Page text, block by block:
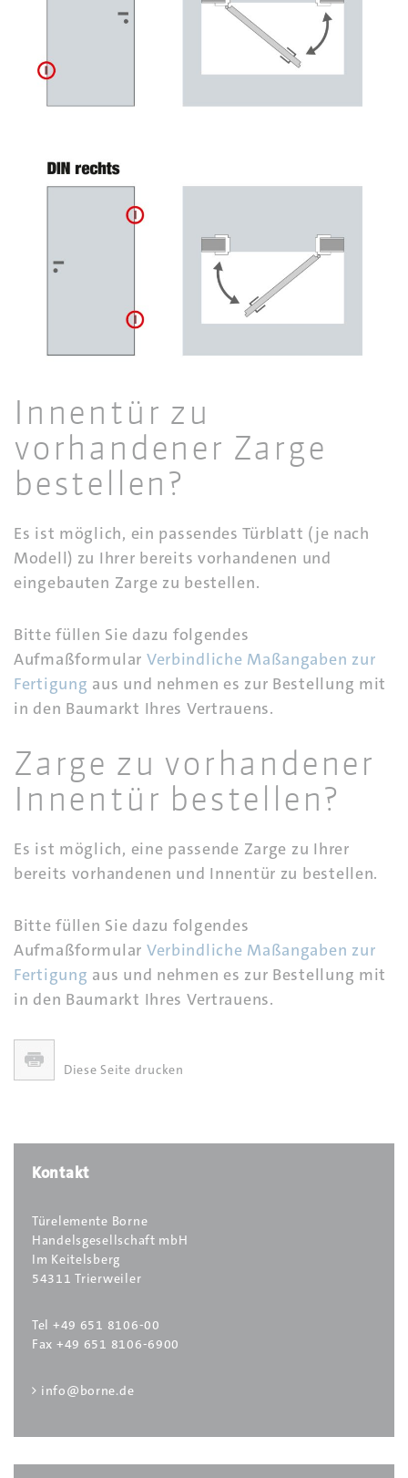
Innentür zu
vorhandener Zarge
bestellen?
Es ist möglich, ein passendes Türblatt (je nach
Modell) zu Ihrer bereits vorhandenen und
eingebauten Zarge zu bestellen.
Bitte füllen Sie dazu folgendes
Aufmaßformular Verbindliche Maßangaben zur
Fertigung aus und nehmen es zur Bestellung mit
in den Baumarkt Ihres Vertrauens.
Zarge zu vorhandener
Innentür bestellen?
Es ist möglich, eine passende Zarge zu Ihrer
bereits vorhandenen und Innentür zu bestellen.
Bitte füllen Sie dazu folgendes
Aufmaßformular Verbindliche Maßangaben zur
Fertigung aus und nehmen es zur Bestellung mit
in den Baumarkt Ihres Vertrauens.
Diese Seite drucken
Kontakt
Türelemente Borne
Handelsgesellschaft mbH
Im Keitelsberg
54311 Trierweiler
Tel +49 651 8106-00
Fax +49 651 8106-6900
info@borne.de